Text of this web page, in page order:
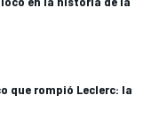
que rompió Leclerc: la